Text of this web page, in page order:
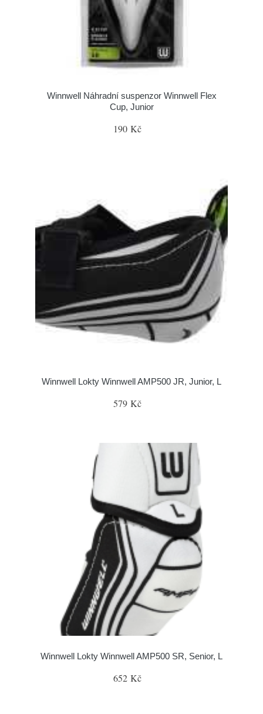
Winnwell Náhradní suspenzor Winnwell Flex
Cup, Junior
190 Kč
Winnwell Lokty Winnwell AMP500 JR, Junior, L
579 Kč
Winnwell Lokty Winnwell AMP500 SR, Senior, L
652 Kč